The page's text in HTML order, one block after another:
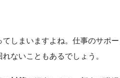
しまいますよね。仕事のサポ
ないこともあるでしょう。